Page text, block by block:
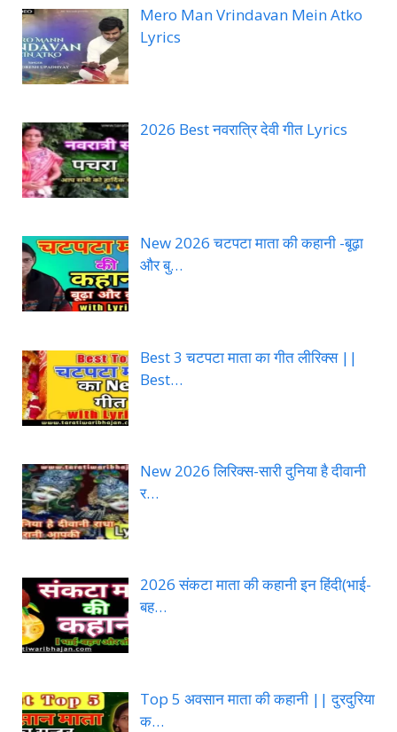
Mero Man Vrindavan Mein Atko
Lyrics
2026 Best नवरात्रि देवी गीत Lyrics
New 2026 चटपटा माता की कहानी -बूढ़ा
और बु…
Best 3 चटपटा माता का गीत लीरिक्स ||
Best…
New 2026 लिरिक्स-सारी दुनिया है दीवानी
र…
2026 संकटा माता की कहानी इन हिंदी(भाई-
बह…
Top 5 अवसान माता की कहानी || दुरदुरिया
क…